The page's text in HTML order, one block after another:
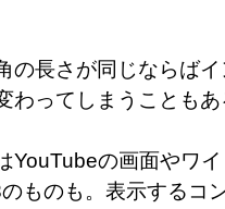
の長さが同じならば
ってしまうこともあ
YouTubeの画面やワ
ものも。表示するコ